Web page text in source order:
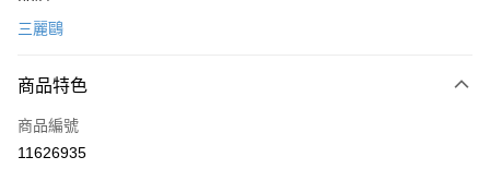
信用卡一次付款
LINE Pay
Apple Pay
三麗鷗
商品特色
商品編號
11626935